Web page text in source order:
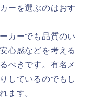
ーを選ぶのはおす
カーでも品質のい
心感などを考える
べきです。有名メ
しているのでもし
ます。